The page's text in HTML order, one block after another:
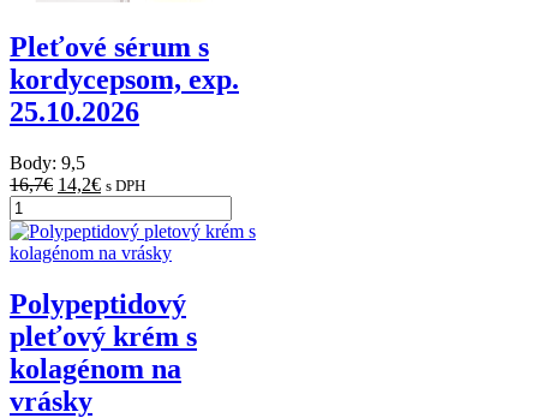
Pleťové sérum s
kordycepsom, exp.
25.10.2026
Body: 9,5
16,7€ 14,2€ s DPH
Polypeptidový
pleťový krém s
kolagénom na
vrásky